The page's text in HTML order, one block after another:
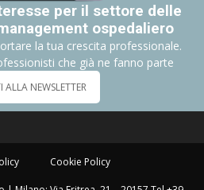
per il settore delle
ospedaliero
la tua crescita professionale.
che già ne fanno parte
ALLA NEWSLETTER
Cookie Policy